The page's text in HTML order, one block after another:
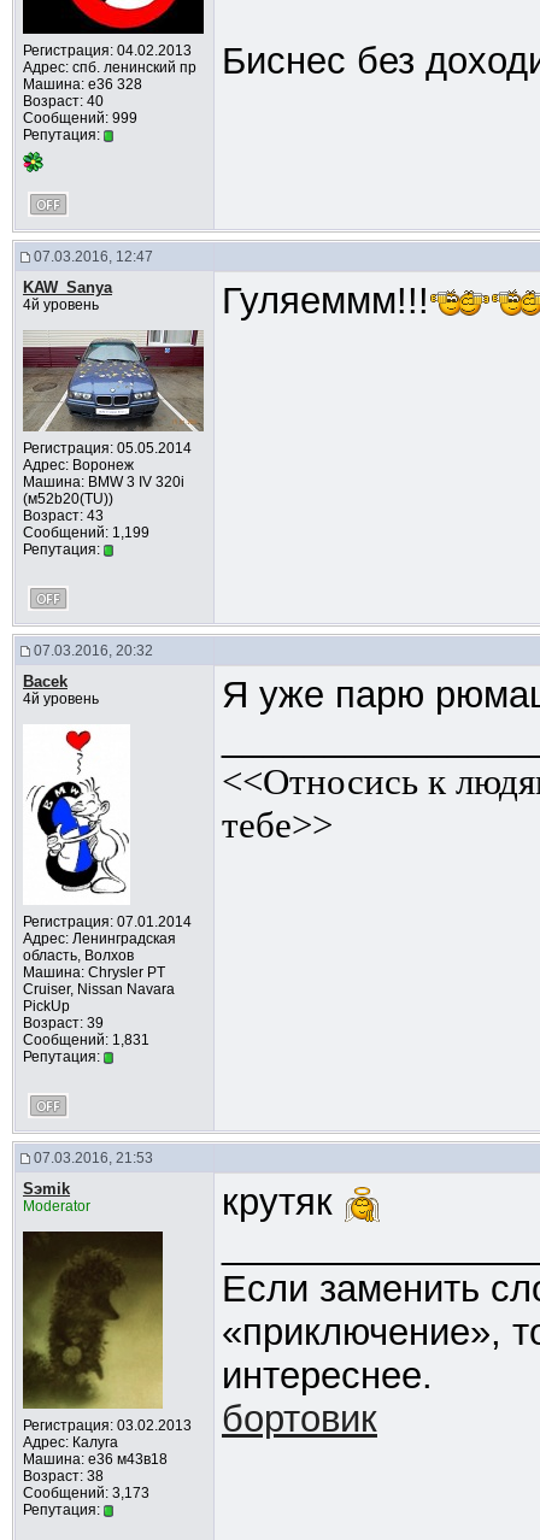
Регистрация: 04.02.2013
Адрес: спб. ленинский пр
Машина: е36 328
Возраст: 40
Сообщений: 999
Репутация:
Биснес без
07.03.2016, 12:47
KAW_Sanya
4й уровень
Регистрация: 05.05.2014
Адрес: Воронеж
Машина: BMW 3 IV 320i
(м52b20(TU))
Возраст: 43
Сообщений: 1,199
Репутация:
Гуляеммм!!!
07.03.2016, 20:32
Bacek
4й уровень
Регистрация: 07.01.2014
Адрес: Ленинградская
область, Волхов
Машина: Chrysler PT
Cruiser, Nissan Navara
PickUp
Возраст: 39
Сообщений: 1,831
Репутация:
Я уже парю
<<Относись к
тебе>>
07.03.2016, 21:53
Sэmik
Moderator
Регистрация: 03.02.2013
Адрес: Калуга
Машина: е36 м43в18
Возраст: 38
Сообщений: 3,173
Репутация:
крутяк
Если заменить
«приключение»,
интереснее.
бортовик